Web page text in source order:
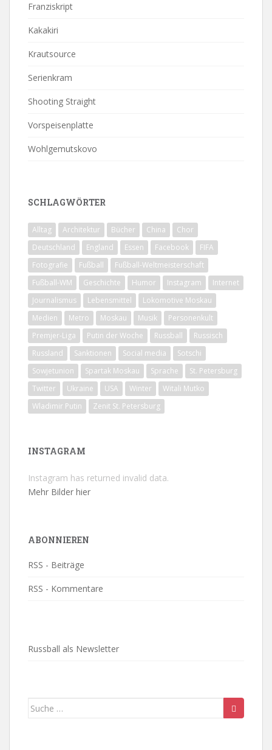
Franziskript
Kakakiri
Krautsource
Serienkram
Shooting Straight
Vorspeisenplatte
Wohlgemutskovo
SCHLAGWÖRTER
Alltag Architektur Bücher China
Chor
Deutschland
England Essen Facebook
FIFA
Fotografie
Fußball
Fußball-Weltmeisterschaft
Fußball-WM
Geschichte Humor Instagram
Internet
Journalismus
Lebensmittel
Lokomotive Moskau
Medien
Metro Moskau Musik
Personenkult
Premjer-Liga
Putin der Woche Russball
Russisch
Russland
Sanktionen Social media
Sotschi
Sowjetunion
Spartak Moskau Sprache
St. Petersburg
Twitter
Ukraine USA Winter
Witali Mutko
Wladimir Putin
Zenit St. Petersburg
INSTAGRAM
Instagram has returned invalid data.
Mehr Bilder hier
ABONNIEREN
RSS - Beiträge
RSS - Kommentare
Russball als Newsletter
Suche